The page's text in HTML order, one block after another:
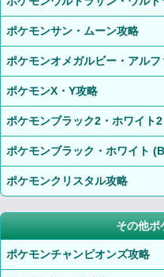
ポケモンサン・ムーン攻略
ポケモンオメガルビー・アル
ポケモンX・Y攻略
ポケモンブラック2・ホワイト
ポケモンブラック・ホワイト
ポケモンクリスタル攻略
その他ポ
ポケモンチャンピオンズ攻略